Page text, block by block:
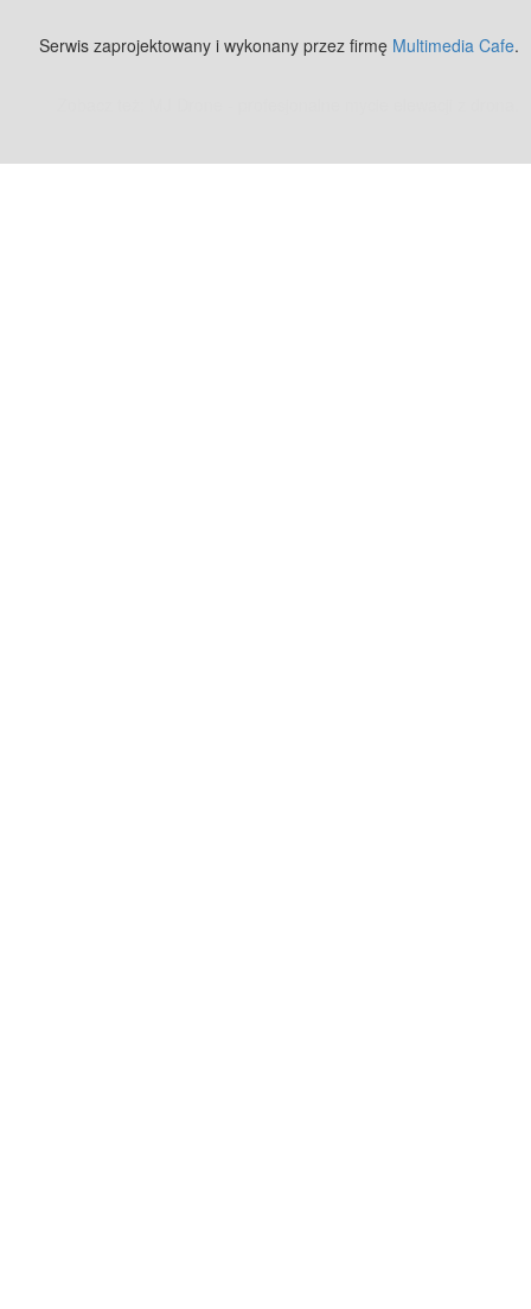
Serwis zaprojektowany i wykonany przez firmę Multimedia Cafe.